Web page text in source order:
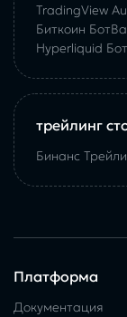
TradingView
Биткоин Бот
Hyperliquid Бот
трейлинг
Бинанс
Платформа
Документация